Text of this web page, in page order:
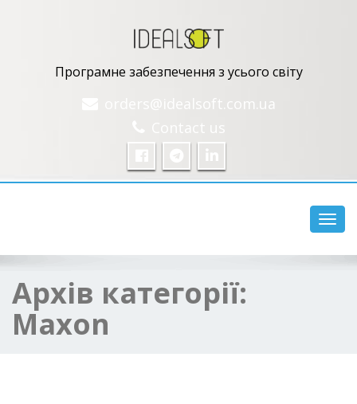
Програмне забезпечення з усього світу
orders@idealsoft.com.ua
Contact us
Архів категорії:
Maxon